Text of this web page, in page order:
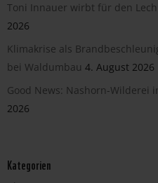
Toni Innauer wirbt für den Lech
2026
Klimakrise als
bei Waldumbau 4. August 2026
Good News: Nashorn-Wilderei
2026
Kategorien